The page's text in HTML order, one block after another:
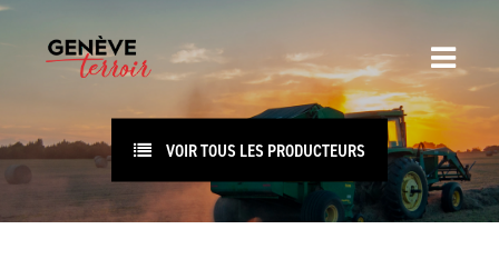
VOIR TOUS LES PRODUCTEURS